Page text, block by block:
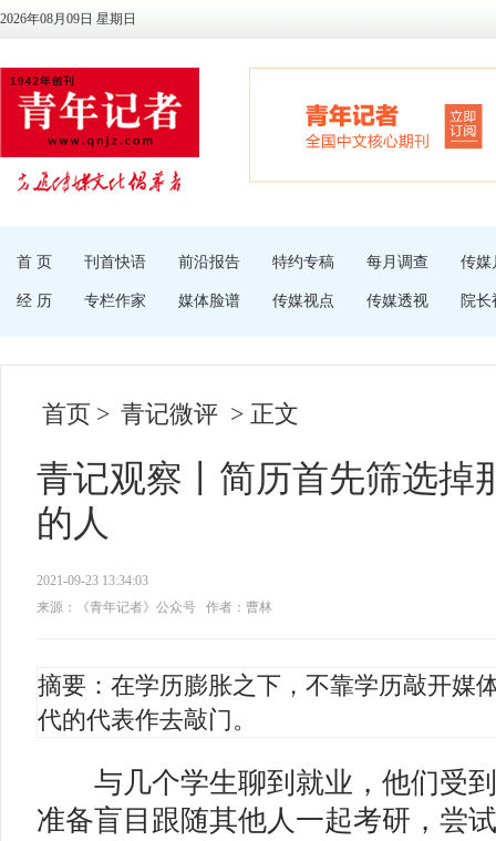
2026年08月09日 星期日
首 页 刊首快语 前沿报告 特约专稿 每月调查 传媒
经 历 专栏作家 媒体脸谱 传媒视点 传媒透视 院长
首页 > 青记微评 > 正文
青记观察丨简历首先筛选掉
的人
2021-09-23 13:34:03
来源：《青年记者》公众号
作者：曹林
摘要：在学历膨胀之下，不靠学历敲开媒
代的代表作去敲门。
与几个学生聊到就业，他们受到
准备盲目跟随其他人一起考研，尝